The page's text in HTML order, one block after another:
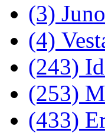
(3) Juno
(4)
(243)
(253)
(433)